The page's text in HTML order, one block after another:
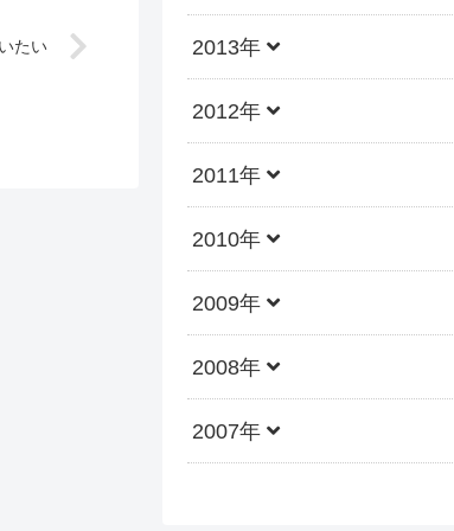
たい 2013年
2012年
2011年
2010年
2009年
2008年
2007年